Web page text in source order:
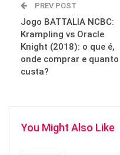
PREV POST
Jogo BATTALIA NCBC:
Krampling vs Oracle
Knight (2018): o que é,
onde comprar e quanto
custa?
You Might Also Like